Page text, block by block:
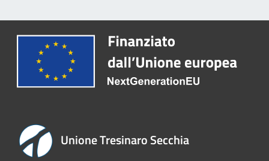
Unione Tresinaro Secchia